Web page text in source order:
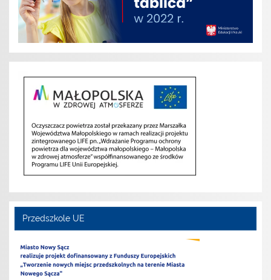
Przedszkole UE